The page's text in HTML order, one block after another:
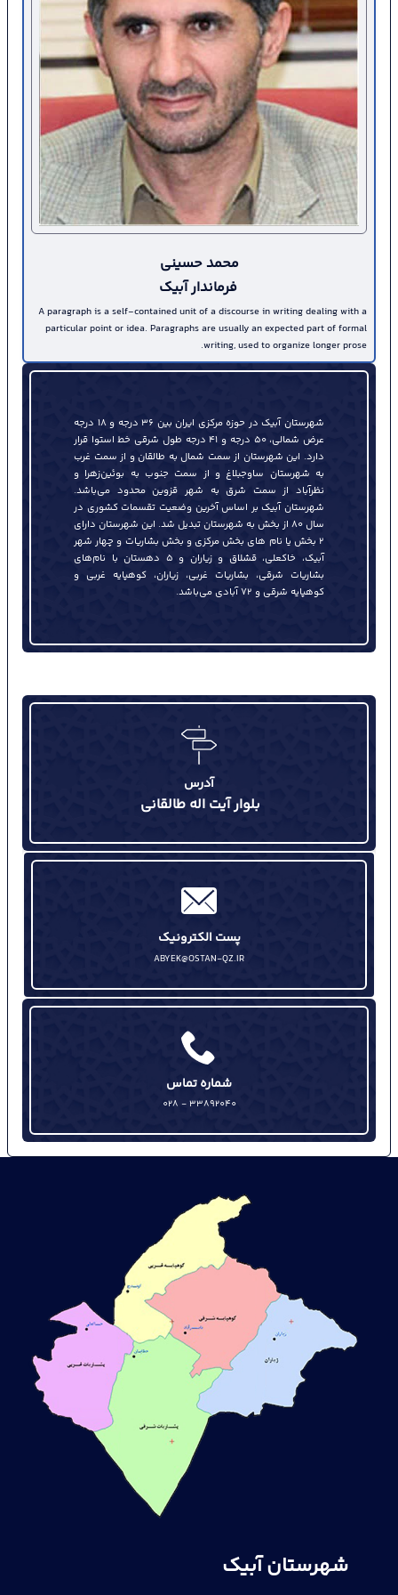
حجت اله مددخانی امنیت و
آرامش مردم خط قرمز مجموعه
مدیریت ارشد شهرستان است
ظهر امروز حجت اله مددخانی
سرپرست فرمانداری و رئیس
شورای تأمین شهرستان به...
2633
محمد حسینی
فرماندار آبیک
A paragraph is a self-contained unit of a discourse in writing dealing with a
particular point or idea. Paragraphs are usually an expected part of formal
writing, used to organize longer prose.
شهرستان آبیک در حوزه مركزی ایران بین ۳۶ درجه و ۱۸ درجه
عرض شمالی، ۵۰ درجه و ۴۱ درجه طول شرقی خط استوا قرار
دارد. این شهرستان از سمت شمال به طالقان و از سمت غرب
به شهرستان ساوجبلاغ و از سمت جنوب به بوئین‌زهرا و
نظرآباد از سمت شرق به شهر قزوين محدود می‌باشد.
شهرستان آبیک بر اساس آخرین وضعیت تقسمات كشوری در
سال ۸۰ از بخش به شهرستان تبديل شد. این شهرستان دارای
۲ بخش یا نام های بخش مركزی و بخش بشاریات و چهار شهر
آبیک، خاكعلي، قشلاق و زیاران و ۵ دهستان با نام‌های
بشاريات شرقي، بشاريات غربي، زياران، كوهپايه غربي و
كوهپايه شرقي و ۷۲ آبادي می‌باشد.
آدرس
بلوار آیت اله طالقانی
پست الکترونیک
ABYEK@OSTAN-QZ.IR
شماره تماس
33892040 - 028
شهرستان آبیک